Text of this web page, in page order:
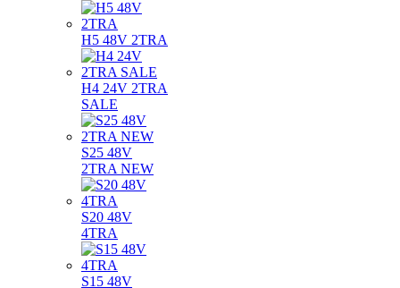
H5 48V 2TRA
H4 24V 2TRA
SALE
S25 48V
2TRA NEW
S20 48V
4TRA
S15 48V